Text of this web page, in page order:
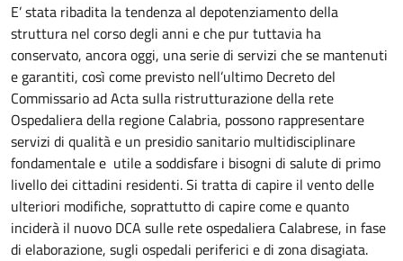
E’ stata ribadita la tendenza al depotenziamento della
struttura nel corso degli anni e che pur tuttavia ha
conservato, ancora oggi, una serie di servizi che se mantenuti
e garantiti, così come previsto nell’ultimo Decreto del
Commissario ad Acta sulla ristrutturazione della rete
Ospedaliera della regione Calabria, possono rappresentare
servizi di qualità e un presidio sanitario multidisciplinare
fondamentale e utile a soddisfare i bisogni di salute di primo
livello dei cittadini residenti. Si tratta di capire il vento delle
ulteriori modifiche, soprattutto di capire come e quanto
inciderà il nuovo DCA sulle rete ospedaliera Calabrese, in fase
di elaborazione, sugli ospedali periferici e di zona disagiata.